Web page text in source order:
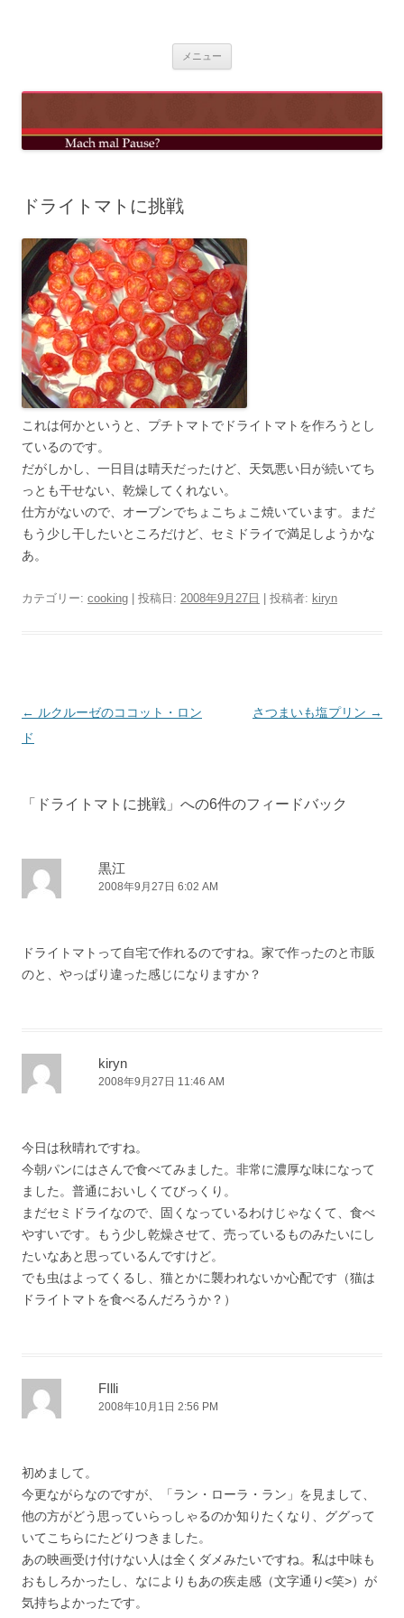
キ
メニュー
ドライトマトに挑戦
これは何かというと、プチトマトでドライトマトを作ろうとし
ているのです。
だがしかし、一日目は晴天だったけど、天気悪い日が続いてち
っとも干せない、乾燥してくれない。
仕方がないので、オーブンでちょこちょこ焼いています。まだ
もう少し干したいところだけど、セミドライで満足しようかな
あ。
カテゴリー: cooking | 投稿日: 2008年9月27日 投稿者: kiryn
投
稿
ョ
← ルクルーゼのココット・ロン
ド
さつまいも塩プリン →
「 ドライトマトに挑戦 」への6件のフィードバック
黒江
2008年9月27日 6:02 AM
ドライトマトって自宅で作れるのですね。家で作ったのと市販
のと、やっぱり違った感じになりますか？
kiryn
2008年9月27日 11:46 AM
今日は秋晴れですね。
今朝パンにはさんで食べてみました。非常に濃厚な味になって
ました。普通においしくてびっくり。
まだセミドライなので、固くなっているわけじゃなくて、食べ
やすいです。もう少し乾燥させて、売っているものみたいにし
たいなあと思っているんですけど。
でも虫はよってくるし、猫とかに襲われないか心配です（猫は
ドライトマトを食べるんだろうか？）
FIlli
2008年10月1日 2:56 PM
初めまして。
今更ながらなのですが、「ラン・ローラ・ラン」を見まして、
他の方がどう思っていらっしゃるのか知りたくなり、ググって
いてこちらにたどりつきました。
あの映画受け付けない人は全くダメみたいですね。私は中味も
おもしろかったし、なによりもあの疾走感（文字通り<笑>）が
気持ちよかったです。